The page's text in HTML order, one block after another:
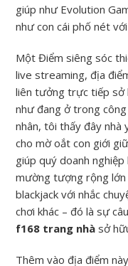
giúp như Evolution
như con cái phố nét
Một Điểm siêng sóc
live streaming, địa
liên tưởng trực tiếp sở
như đang ở trong
nhân, tôi thấy đây nhà
cho mờ oắt con giới
giúp quý doanh
mường tượng rộng lớn
blackjack với nhắc
chơi khác – đó là sự
f168 trang nhà sở
Thêm vào địa điểm